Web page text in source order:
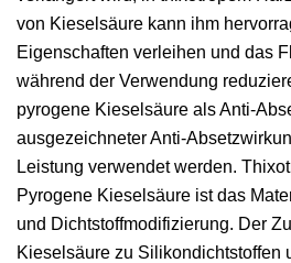
von Kieselsäure kann ihm
Eigenschaften verleihen und das
während der Verwendung
pyrogene Kieselsäure als Anti-
ausgezeichneter Anti-
Leistung verwendet werden.
Pyrogene Kieselsäure ist das
und Dichtstoffmodifizierung. Der
Kieselsäure zu Silikondichtstoffen